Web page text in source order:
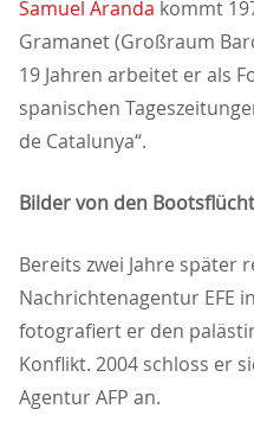
Samuel Aranda kommt
Gramanet (Großraum
19 Jahren arbeitet er als
spanischen
de Catalunya“.
Bilder von den
Bereits zwei Jahre später
Nachrichtenagentur EFE
fotografiert er den
Konflikt. 2004 schloss er
Agentur AFP an.